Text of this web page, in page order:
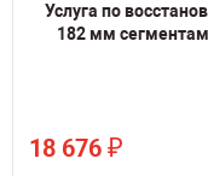
Услуга по
182 мм
18 676 ₽